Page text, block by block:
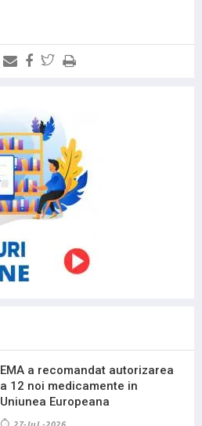
EMA a recomandat autorizarea
a 12 noi medicamente in
Uniunea Europeana